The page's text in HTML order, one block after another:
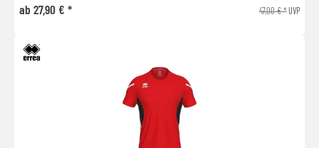
ab 27,90 € * 47,00 € *UVP